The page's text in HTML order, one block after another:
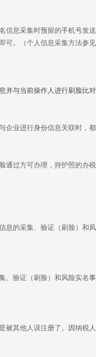
息采集时预留的手机号发
。（个人信息采集方法参见
与当前操作人进行刷脸比
业进行身份信息关联时
过方可办理，持护照的办
的采集、验证（刷脸）和风
验证（刷脸）和风险实名
其他人误注册了。因纳